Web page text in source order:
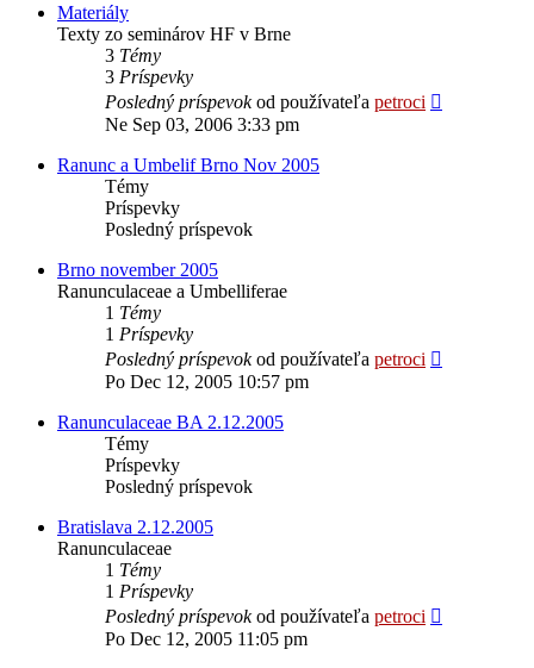
Materiály
Texty zo seminárov HF v Brne
3 Témy
3 Príspevky
Posledný príspevokod používateľa petroci
Ne Sep 03, 2006 3:33 pm
Ranunc a Umbelif Brno Nov 2005
Témy
Príspevky
Posledný príspevok
Brno november 2005
Ranunculaceae a Umbelliferae
1 Témy
1 Príspevky
Posledný príspevokod používateľa petroci
Po Dec 12, 2005 10:57 pm
Ranunculaceae BA 2.12.2005
Témy
Príspevky
Posledný príspevok
Bratislava 2.12.2005
Ranunculaceae
1 Témy
1 Príspevky
Posledný príspevokod používateľa petroci
Po Dec 12, 2005 11:05 pm